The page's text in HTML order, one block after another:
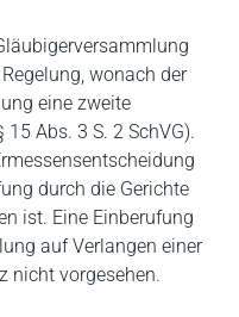
wonach der
eine zweite
Abs. 3 S. 2 SchVG).
durch die Gerichte
ist. Eine Einberufung
auf Verlangen einer
nicht vorgesehen.